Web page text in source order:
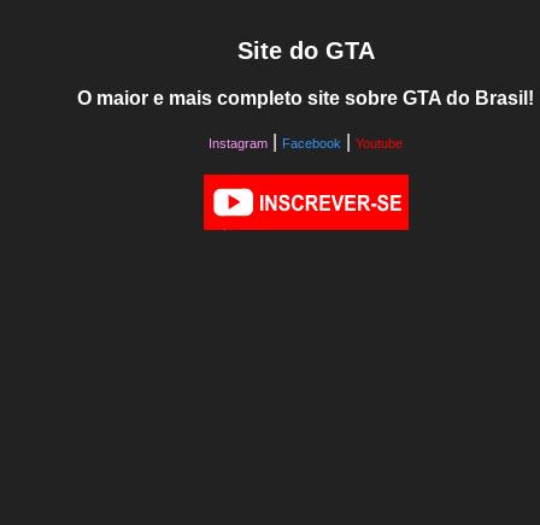
Site do GTA
O maior e mais completo site sobre GTA do Brasil!
Instagram Facebook Youtube